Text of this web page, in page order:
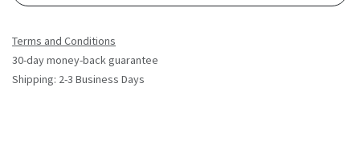
Terms and Conditions
30-day money-back guarantee
Shipping: 2-3 Business Days